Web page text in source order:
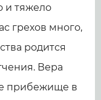
и тяжело
грехов много,
родится
Вера
прибежище в